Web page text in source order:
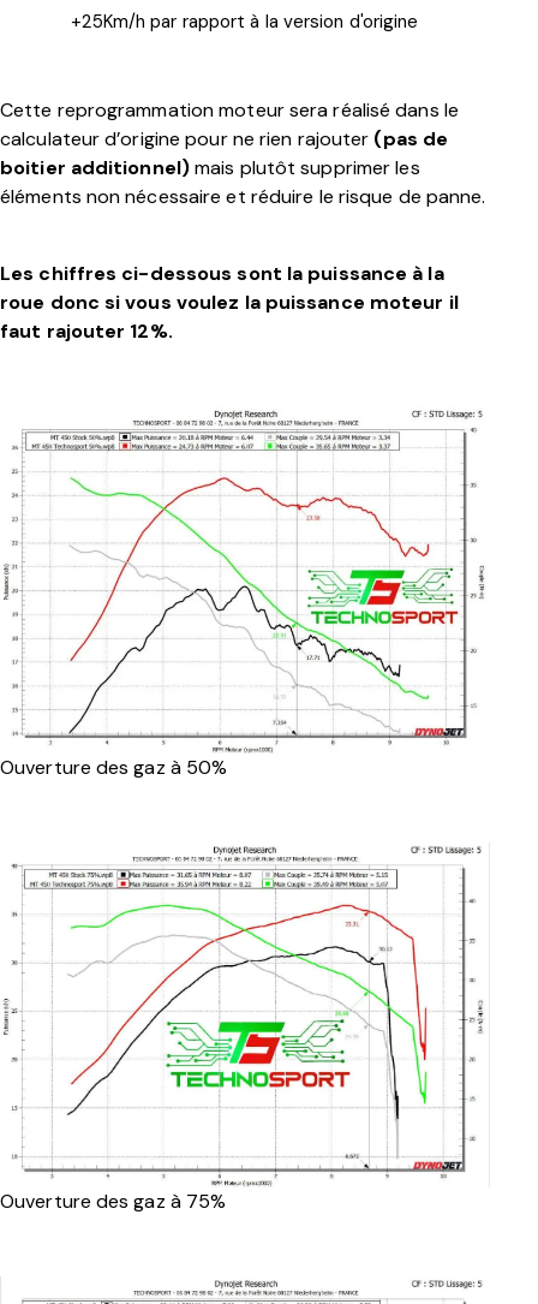
+25Km/h par rapport à la version d'origine
Cette reprogrammation moteur sera réalisé dans le
calculateur d’origine pour ne rien rajouter (pas de
boitier additionnel)mais plutôt supprimer les
éléments non nécessaire et réduire le risque de panne.
Les chiffres ci-dessous sont la puissance à la
roue donc si vous voulez la puissance moteur il
faut rajouter 12%.
Ouverture des gaz à 50%
Ouverture des gaz à 75%